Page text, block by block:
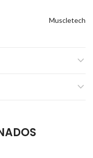
Muscletech